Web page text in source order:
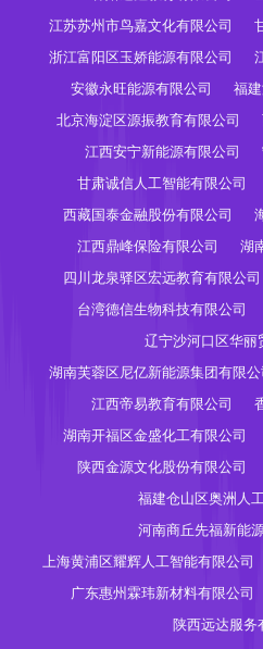
江苏苏州市鸟嘉文化有限公司
浙江富阳区玉娇能源有限公司
安徽永旺能源有限公司
福
北京海淀区源振教育有限公司
江西安宁新能源有限公司
甘肃诚信人工智能有限公司
西藏国泰金融股份有限公司
江西鼎峰保险有限公司
湖
四川龙泉驿区宏远教育有限公司
台湾德信生物科技有限公司
辽宁沙河口区华丽
湖南芙蓉区尼亿新能源集团有限公
江西帝易教育有限公司
湖南开福区金盛化工有限公司
陕西金源文化股份有限公司
福建仓山区奥洲人
河南商丘先福新能
上海黄浦区耀辉人工智能有限公司
广东惠州霖玮新材料有限公司
陕西远达服务